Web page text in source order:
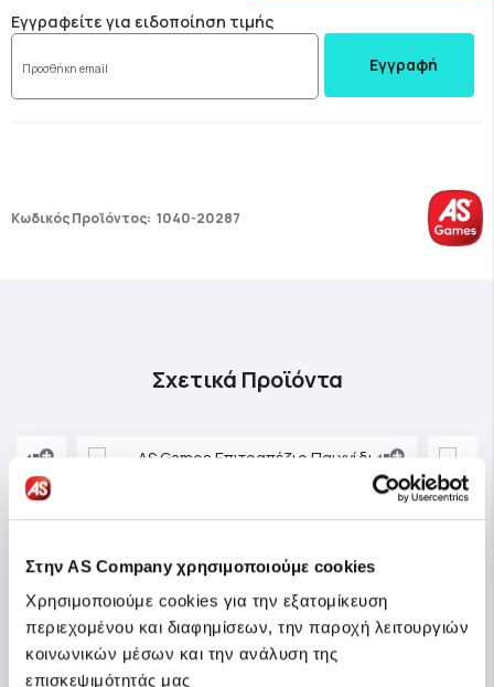
Στην AS Company χρησιμοποιούμε cookies
Χρησιμοποιούμε cookies για την εξατομίκευση
περιεχομένου και διαφημίσεων, την παροχή λειτουργιών
κοινωνικών μέσων και την ανάλυση της
επισκεψιμότητάς μας
Εγγραφείτε για ειδοποίηση τιμής
Εγγραφή
Κωδικός Προϊόντος: 1040-20287
Σχετικά Προϊόντα